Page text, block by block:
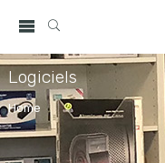
Logiciels
Home